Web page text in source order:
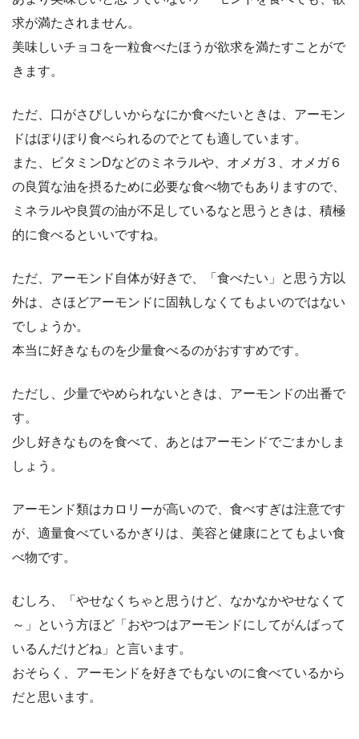
求が満たされません。
美味しいチョコを一粒食べたほうが欲求を満たすことがで
きます。
ただ、口がさびしいからなにか食べたいときは、アーモン
ドはぽりぽり食べられるのでとても適しています。
また、ビタミンDなどのミネラルや、オメガ３、オメガ６
の良質な油を摂るために必要な食べ物でもありますので、
ミネラルや良質の油が不足しているなと思うときは、積極
的に食べるといいですね。
ただ、アーモンド自体が好きで、「食べたい」と思う方以
外は、さほどアーモンドに固執しなくてもよいのではない
でしょうか。
本当に好きなものを少量食べるのがおすすめです。
ただし、少量でやめられないときは、アーモンドの出番で
す。
少し好きなものを食べて、あとはアーモンドでごまかしま
しょう。
アーモンド類はカロリーが高いので、食べすぎは注意です
が、適量食べているかぎりは、美容と健康にとてもよい食
べ物です。
むしろ、「やせなくちゃと思うけど、なかなかやせなくて
～」という方ほど「おやつはアーモンドにしてがんばって
いるんだけどね」と言います。
おそらく、アーモンドを好きでもないのに食べているから
だと思います。